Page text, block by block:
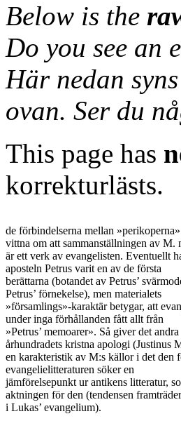
Below is the
Do you see an
Här nedan syns
ovan. Ser du
This page has
korrekturlästs.
de förbindelserna mellan »perikoperna»
vittna om att sammanställningen av M.
är ett verk av evangelisten. Eventuellt
aposteln Petrus varit en av de första
berättarna (botandet av Petrus’
Petrus’ förnekelse), men materialets
»församlings»-karaktär betygar, att
under inga förhållanden fått allt från
»Petrus’ memoarer». Så giver det andra
århundradets kristna apologi (Justinus
en karakteristik av M:s källor i det den
evangelielitteraturen söker en
jämförelsepunkt ur antikens litteratur,
aktningen för den (tendensen
i Lukas’ evangelium).